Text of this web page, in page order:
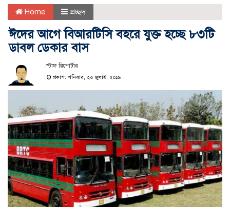
Home প্রচ্ছদ
ঈদের আগে বিআরটিসি বহরে যুক্ত হচ্ছে ৮৩টি
ডাবল ডেকার বাস
স্টাফ রিপোর্টার
প্রকাশ: শনিবার, ২০ জুলাই, ২০১৯